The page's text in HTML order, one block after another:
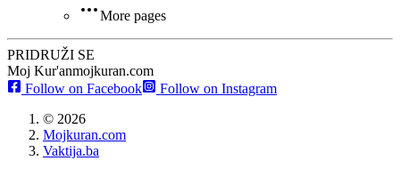
More pages
PRIDRUŽI SE
Moj Kur'anmojkuran.com
Follow on Facebook
Follow on Instagram
© 2026
Mojkuran.com
Vaktija.ba